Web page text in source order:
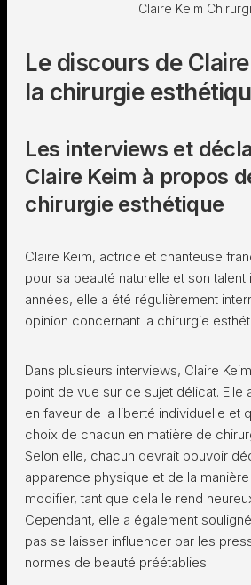
Claire Keim
Le discours de
la chirurgie
Les interviews et
Claire Keim à propos
chirurgie esthétique
Claire Keim, actrice et chanteuse
pour sa beauté naturelle et son talent
années, elle a été régulièrement
opinion concernant la chirurgie
Dans plusieurs interviews, Claire
point de vue sur ce sujet délicat. Elle
en faveur de la liberté individuelle et
choix de chacun en matière de
Selon elle, chacun devrait pouvoir
apparence physique et de la
modifier, tant que cela le rend
Cependant, elle a également
pas se laisser influencer par les
normes de beauté préétablies.